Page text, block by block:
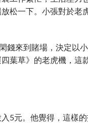
松一下。小張對於
錢來到賭場，決定以
葉草》的老虎機，
5元。他覺得，這樣